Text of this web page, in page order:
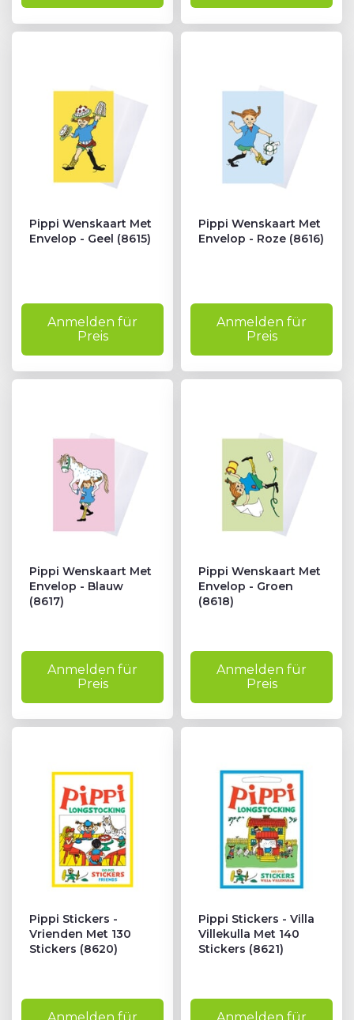
Pippi Wenskaart Met
Envelop - Geel (8615)
Anmelden für
Preis
Pippi Wenskaart Met
Envelop - Roze (8616)
Anmelden für
Preis
Pippi Wenskaart Met
Envelop - Blauw
(8617)
Anmelden für
Preis
Pippi Wenskaart Met
Envelop - Groen
(8618)
Anmelden für
Preis
Pippi Stickers -
Vrienden Met 130
Stickers (8620)
Pippi Stickers - Villa
Villekulla Met 140
Stickers (8621)